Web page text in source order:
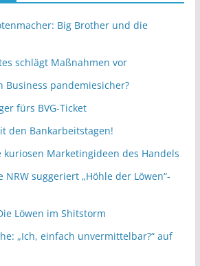
Big Brother und die
schlägt Maßnahmen vor
Business pandemiesicher?
fürs BVG-Ticket
den Bankarbeitstagen!
kuriosen Marketingideen des Handels
suggeriert „Höhle der Löwen“-
Löwen im Shitstorm
„Ich, einfach unvermittelbar?“ auf